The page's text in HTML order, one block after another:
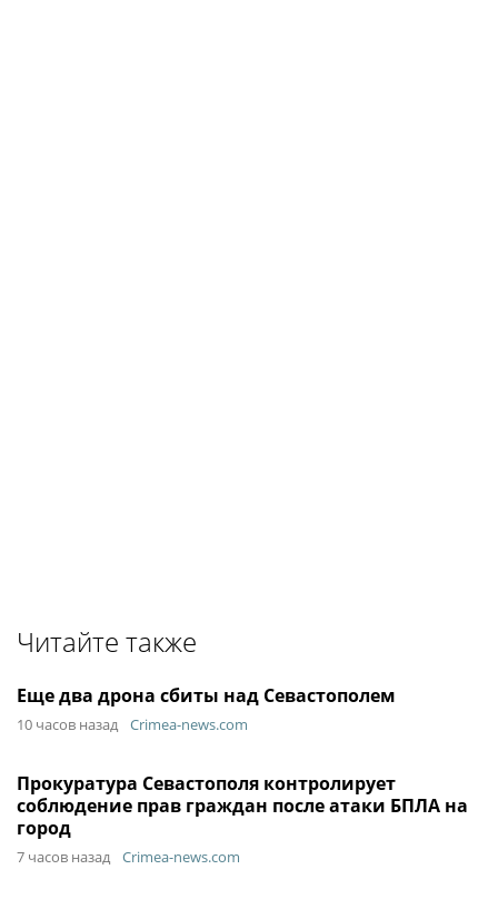
Читайте также
Еще два дрона сбиты над Севастополем
10 часов назад Crimea-news.com
Прокуратура Севастополя контролирует
соблюдение прав граждан после атаки БПЛА на
город
7 часов назад Crimea-news.com